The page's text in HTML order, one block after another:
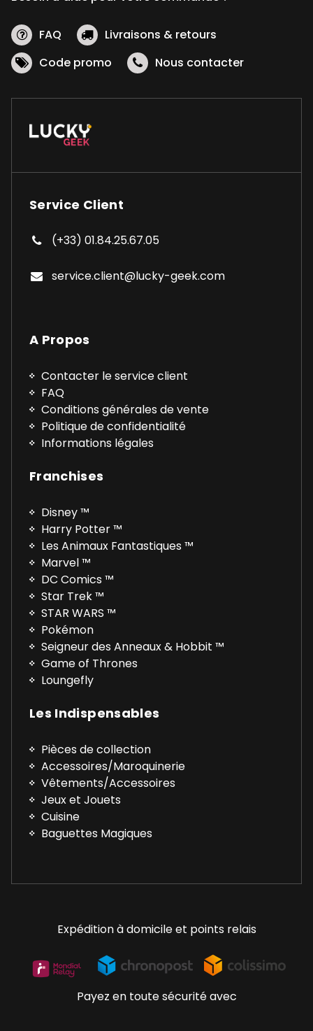
FAQ
Livraisons & retours
Code promo
Nous contacter
Service Client
(+33) 01.84.25.67.05
service.client@lucky-geek.com
A Propos
Contacter le service client
FAQ
Conditions générales de vente
Politique de confidentialité
Informations légales
Franchises
Disney ™
Harry Potter ™
Les Animaux Fantastiques ™
Marvel ™
DC Comics ™
Star Trek ™
STAR WARS ™
Pokémon
Seigneur des Anneaux & Hobbit ™
Game of Thrones
Loungefly
Les Indispensables
Pièces de collection
Accessoires/Maroquinerie
Vêtements/Accessoires
Jeux et Jouets
Cuisine
Baguettes Magiques
Expédition à domicile et points relais
Payez en toute sécurité avec